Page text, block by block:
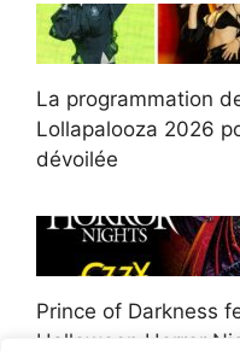
La programmation
Lollapalooza 2026
dévoilée
Prince of Darkness
Halloween Horror